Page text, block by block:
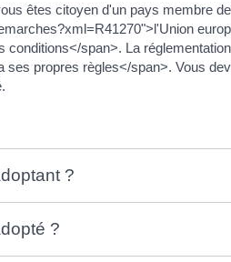
êtes citoyen d'un pays membre
span>. La
propres règles</span>. Vous
?
?